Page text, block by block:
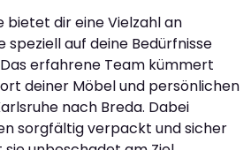
bietet dir eine Vielzahl an
speziell auf deine Bedürfnisse
erfahrene Team kümmert
deiner Möbel und persönlichen
nach Breda. Dabei
sorgfältig verpackt und sicher